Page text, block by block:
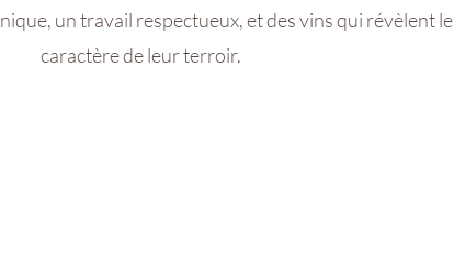
un travail respectueux, et des vins qui révèlent le
caractère de leur terroir.